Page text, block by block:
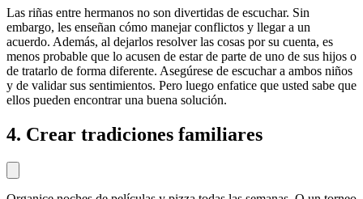
Las riñas entre hermanos no son divertidas de escuchar. Sin
embargo, les enseñan cómo manejar conflictos y llegar a un
acuerdo. Además, al dejarlos resolver las cosas por su cuenta, es
menos probable que lo acusen de estar de parte de uno de sus hijos o
de tratarlo de forma diferente. Asegúrese de escuchar a ambos niños
y de validar sus sentimientos. Pero luego enfatice que usted sabe que
ellos pueden encontrar una buena solución.
4. Crear tradiciones familiares